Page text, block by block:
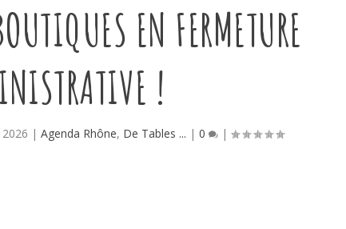
EN FERMETURE
!
|Agenda Rhône, De Tables ... |0 |